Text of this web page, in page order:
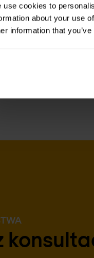
use cookies to
about your use
information that
następuje
obciążenie